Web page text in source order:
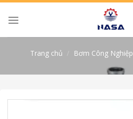
Skip
Trang chủ / Bơm Công Nghiệp